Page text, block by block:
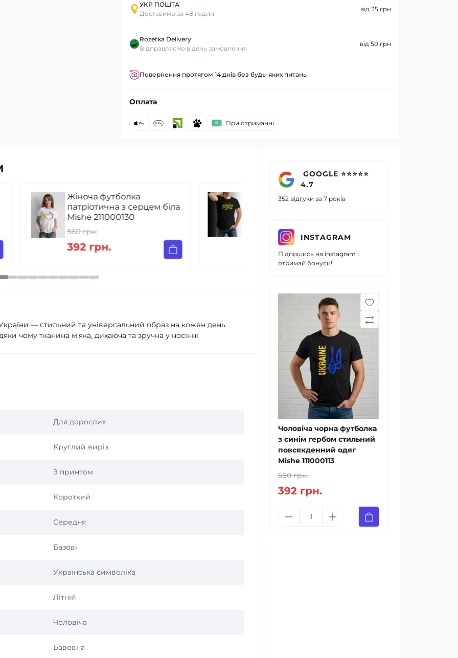
УКР ПОШТА
Доставимо за 48 годин
від 35 грн
Rozetka Delivery
Відправляємо в день замовлення
від 50 грн
Повернення протягом 14 днів без будь-яких питань
Оплата
При отриманні
Жіноча футболка
патріотична з серцем біла
Mishe 211000130
560 грн.
392 грн.
Чоловіча футболка
392 грн.
— стильний та універсальний образ на кожен день.
чому тканина м’яка, дихаюча та зручна у носінні
Для дорослих
Круглий виріз
З принтом
Короткий
Середня
Базові
Українська символіка
Літній
Чоловіча
Бавовна
GOOGLE ⭐⭐⭐⭐⭐
4.7
352 відгуки за 7 років
INSTAGRAM
Підпишись на instagram і
отримай бонуси!
Чоловіча чорна футболка
з синім гербом стильний
повсякденний одяг
Mishe 111000113
560 грн.
392 грн.